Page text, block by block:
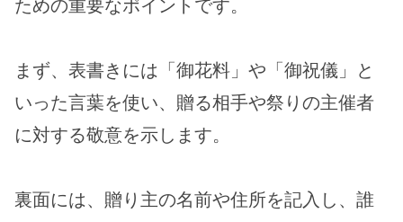
ための重要なポイントです。
まず、表書きには「御花料」や「御祝儀」と
いった言葉を使い、贈る相手や祭りの主催者
に対する敬意を示します。
裏面には、贈り主の名前や住所を記入し、誰